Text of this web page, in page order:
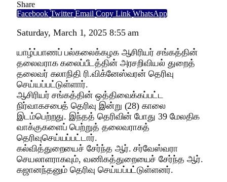
Share
Facebook Twitter Email Copy Link WhatsApp
Saturday, March 1, 2025 8:55 am
யாழ்ப்பாணப் பல்கலைக்கழக ஆசிரியர் சங்கத்தின்
தலைவராக கலைப்பீடத்தின் அரசறிவியல் துறைத்
தலைவர் கலாநிதி ரி.விக்னேஸ்வரன் தெரிவு
செய்யப்பட்டுள்ளார்.
ஆசிரியர் சங்கத்தின் ஒத்திவைக்கப்பட்ட
நிர்வாகசபைத் தெரிவு இன்று (28) காலை
இடம்பெற்றது. இந்தத் தெரிவின் போது 39 மேலதிக
வாக்குகளைப் பெற்றுத் தலைவராகத்
தெரிவுசெய்யப்பட்டார்.
கல்வித்துறையைச் சேர்ந்த ஆர். சர்வேஸ்வரா
செயலாளராகவும், வணிகத்துறையைச் சேர்ந்த ஆர்.
கஜானந்தனும் தெரிவு செய்யப்பட்டுள்ளனர்.